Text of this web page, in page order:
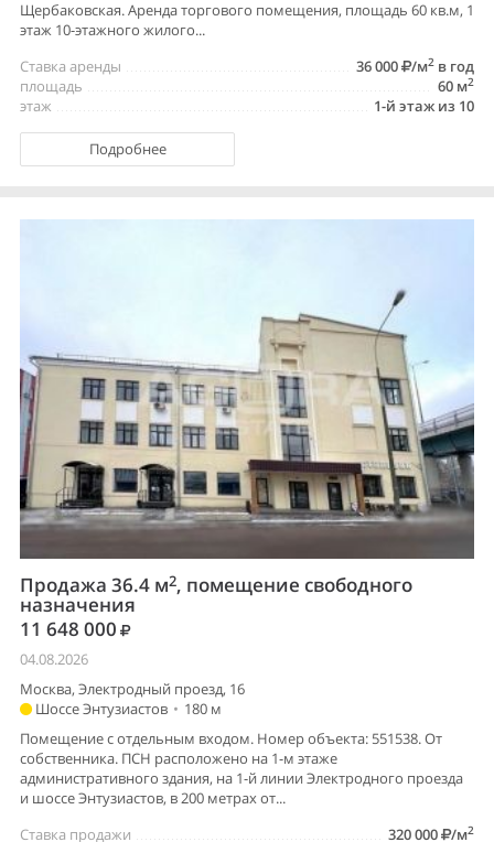
Щербаковская. Аренда торгового помещения, площадь 60 кв.м, 1
этаж 10-этажного жилого...
36 000
/м2 в год
Ставка аренды
60 м2
площадь
1-й этаж из 10
этаж
Подробнее
Продажа 36.4 м2, помещение свободного
назначения
11 648 000
04.08.2026
Москва, Электродный проезд, 16
Шоссе Энтузиастов • 180 м
Помещение с отдельным входом. Номер объекта: 551538. От
собственника. ПСН расположено на 1-м этаже
административного здания, на 1-й линии Электродного проезда
и шоссе Энтузиастов, в 200 метрах от...
320 000
/м2
Ставка продажи